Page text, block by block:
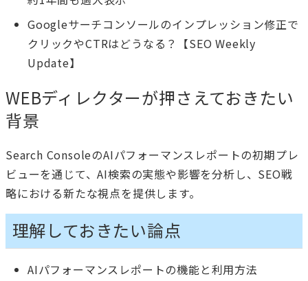
Googleサーチコンソールのインプレッション修正で
クリックやCTRはどうなる？【SEO Weekly
Update】
WEBディレクターが押さえておきたい
背景
Search ConsoleのAIパフォーマンスレポートの初期プレ
ビューを通じて、AI検索の実態や影響を分析し、SEO戦
略における新たな視点を提供します。
理解しておきたい論点
AIパフォーマンスレポートの機能と利用方法